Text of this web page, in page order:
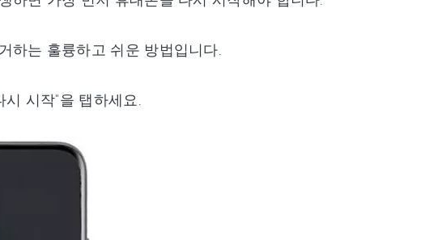
하는 훌륭하고 쉬운 방법입니다.
시작"을 탭하세요.